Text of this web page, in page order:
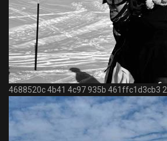
4688520c 4b41 4c97 935b 461ffc1d3cb3 2